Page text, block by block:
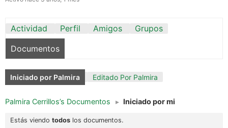
Actividad Perfil Amigos
Grupos
Documentos
Iniciado por Palmira Editado Por Palmira
Palmira Cerrillos’s Documentos ▸ Iniciado por mi
Estás viendo todos los documentos.